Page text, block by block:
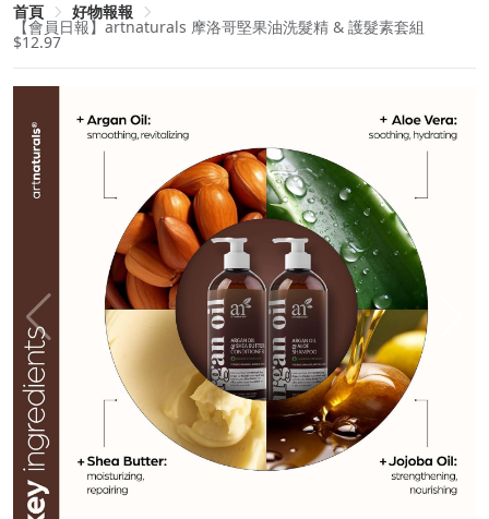
首頁 好物報報
【會員日報】artnaturals 摩洛哥堅果油洗髮精 & 護髮素套組
$12.97